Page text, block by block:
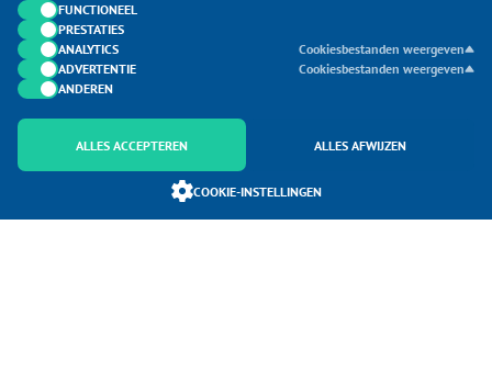
CONTACTEN
Onderdeel van Duijvelaar E-commerce
SoloMono.net
FUNCTIONEEL
PRESTATIES
ANALYTICS
Cookiesbestanden weergeven
ADVERTENTIE
Cookiesbestanden weergeven
ANDEREN
ALLES ACCEPTEREN ALLES AFWIJZEN
COOKIE-INSTELLINGEN